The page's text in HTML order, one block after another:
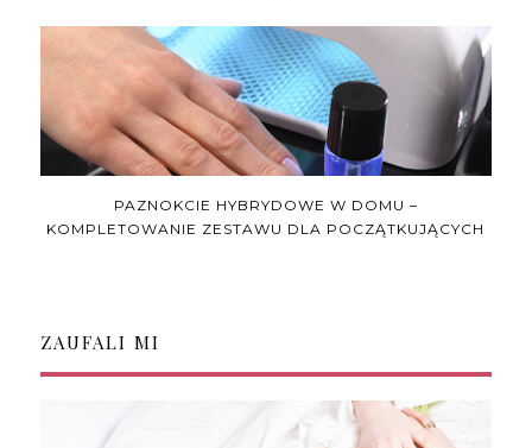
PAZNOKCIE HYBRYDOWE W DOMU –
KOMPLETOWANIE ZESTAWU DLA POCZĄTKUJĄCYCH
ZAUFALI MI